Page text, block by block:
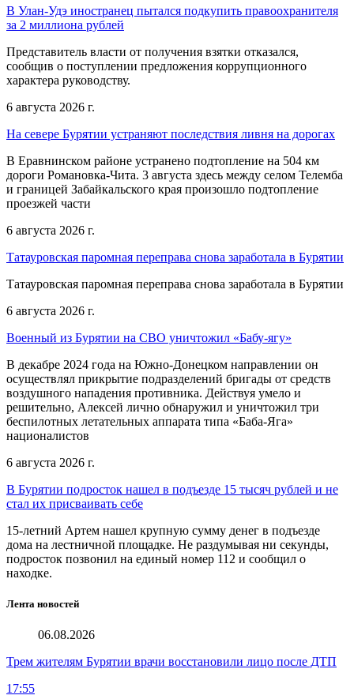
В Улан-Удэ иностранец пытался подкупить правоохранителя
за 2 миллиона рублей
Представитель власти от получения взятки отказался,
сообщив о поступлении предложения коррупционного
характера руководству.
6 августа 2026 г.
На севере Бурятии устраняют последствия ливня на дорогах
В Еравнинском районе устранено подтопление на 504 км
дороги Романовка-Чита. 3 августа здесь между селом Телемба
и границей Забайкальского края произошло подтопление
проезжей части
6 августа 2026 г.
Татауровская паромная переправа снова заработала в Бурятии
Татауровская паромная переправа снова заработала в Бурятии
6 августа 2026 г.
Военный из Бурятии на СВО уничтожил «Бабу-ягу»
В декабре 2024 года на Южно-Донецком направлении он
осуществлял прикрытие подразделений бригады от средств
воздушного нападения противника. Действуя умело и
решительно, Алексей лично обнаружил и уничтожил три
беспилотных летательных аппарата типа «Баба-Яга»
националистов
6 августа 2026 г.
В Бурятии подросток нашел в подъезде 15 тысяч рублей и не
стал их присваивать себе
15-летний Артем нашел крупную сумму денег в подъезде
дома на лестничной площадке. Не раздумывая ни секунды,
подросток позвонил на единый номер 112 и сообщил о
находке.
Лента новостей
06.08.2026
Трем жителям Бурятии врачи восстановили лицо после ДТП
17:55